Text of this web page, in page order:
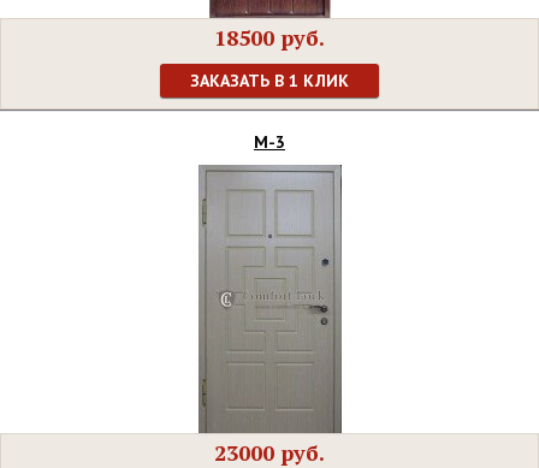
18500 руб.
ЗАКАЗАТЬ В 1 КЛИК
М-3
23000 руб.